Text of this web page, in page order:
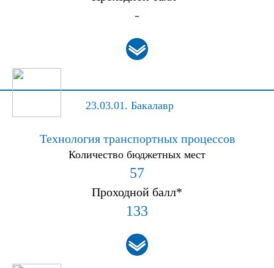
-
23.03.01. Бакалавр
Технология транспортных процессов
Количество бюджетных мест
57
Проходной балл*
133